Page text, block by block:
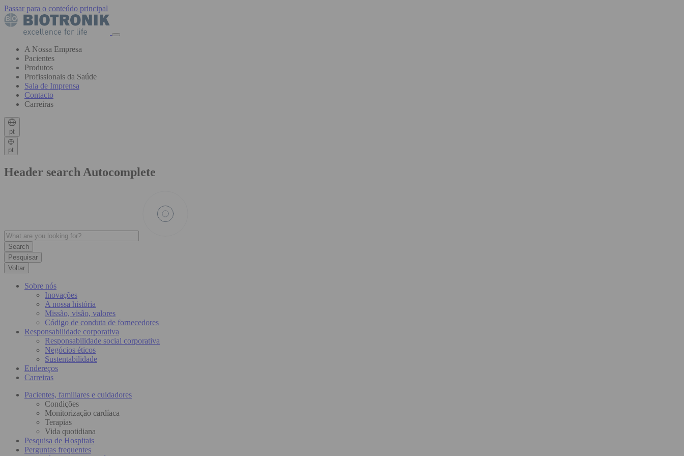
Passar para o conteúdo principal
A Nossa Empresa
Pacientes
Produtos
Profissionais da Saúde
Sala de Imprensa
Contacto
Carreiras
pt
pt
Header search Autocomplete
Pesquisar
Voltar
Sobre nós
Inovações
A nossa história
Missão, visão, valores
Código de conduta de fornecedores
Responsabilidade corporativa
Responsabilidade social corporativa
Negócios éticos
Sustentabilidade
Endereços
Carreiras
Pacientes, familiares e cuidadores
Condições
Monitorização cardíaca
Terapias
Vida quotidiana
Pesquisa de Hospitais
Perguntas frequentes